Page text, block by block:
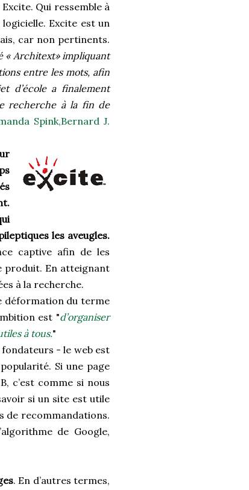
Qui ressemble à
Excite est un
car non pertinents.
« Architext» impliquant
entre les mots, afin
d’école a finalement
recherche à la fin de
Spink,Bernard J.
les aveugles.
captive afin de les
produit. En atteignant
à la recherche.
déformation du terme
est "d’organiser
à tous."
- le web est
Si une page
c’est comme si nous
si un site est utile
de recommandations.
de Google,
. En d’autres termes,